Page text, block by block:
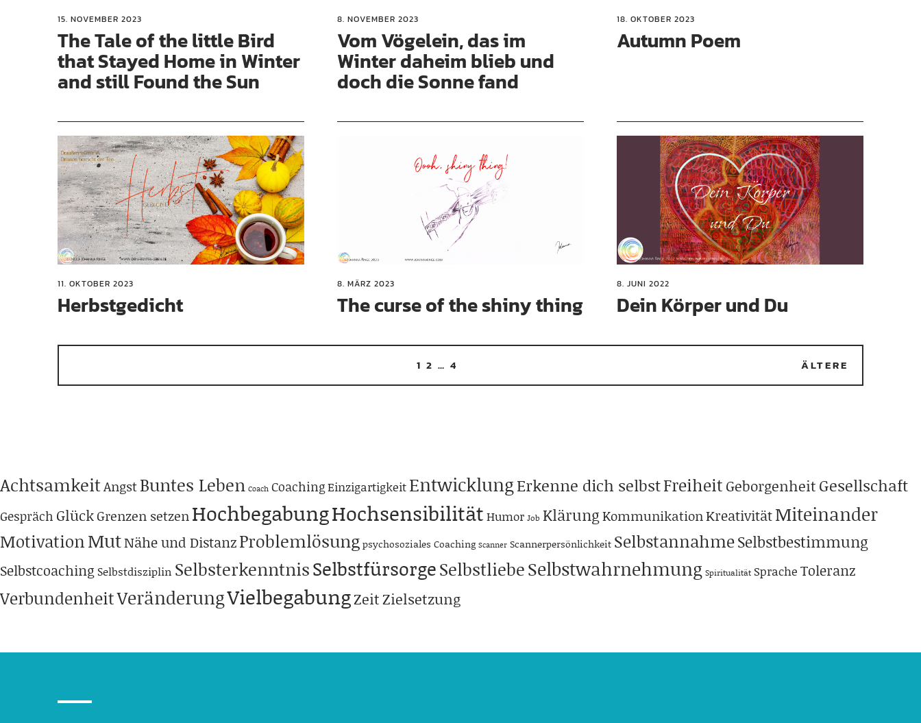
15. NOVEMBER 2023
The Tale of the little Bird
that Stayed Home in Winter
and still Found the Sun
8. NOVEMBER 2023
Vom Vögelein, das im
Winter daheim blieb und
doch die Sonne fand
18. OKTOBER 2023
Autumn Poem
11. OKTOBER 2023
Herbstgedicht
8. MÄRZ 2023
The curse of the shiny thing
8. JUNI 2022
Dein Körper und Du
1 2 … 4 ÄLTERE
AchtsamkeitAngstBuntes Leben Coach CoachingEinzigartigkeit EntwicklungErkenne dich selbstFreiheit Geborgenheit Gesellschaft
Gespräch GlückGrenzen setzenHochbegabungHochsensibilität Humor Job KlärungKommunikationKreativitätMiteinander
MotivationMutNähe und DistanzProblemlösungpsychosoziales Coaching Scanner Scannerpersönlichkeit SelbstannahmeSelbstbestimmung
Selbstcoaching Selbstdisziplin SelbsterkenntnisSelbstfürsorgeSelbstliebeSelbstwahrnehmung Spiritualität Sprache Toleranz
VerbundenheitVeränderungVielbegabungZeitZielsetzung